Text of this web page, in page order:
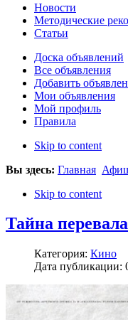
Новости
Методические
Статьи
Доска объявлений
Все объявления
Добавить
Мои объявления
Мой профиль
Правила
Skip to content
Вы здесь: Главная
Skip to content
Тайна
Категория: Кино
Дата публикации: